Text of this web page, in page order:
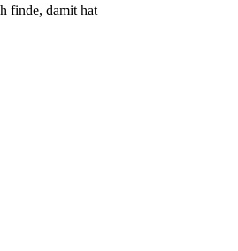
finde, damit hat